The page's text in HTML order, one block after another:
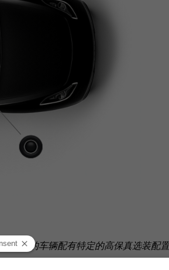
果您的车辆配有特定的高保真选装配